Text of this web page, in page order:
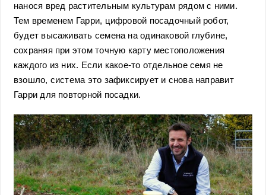
нанося вред растительным культурам рядом с ними.
Тем временем Гарри, цифровой посадочный робот,
будет высаживать семена на одинаковой глубине,
сохраняя при этом точную карту местоположения
каждого из них. Если какое-то отдельное семя не
взошло, система это зафиксирует и снова направит
Гарри для повторной посадки.